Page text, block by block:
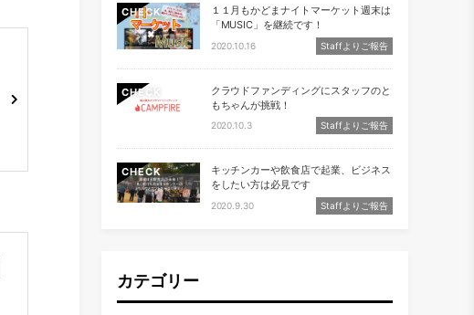
CHECK
１１月もかどまナイトマーケット週末は
「MUSIC」を継続です！
2020.10.16 Staffよりご報告
CHECK
クラウドファンディングにスタッフのと
もちゃんが挑戦！
2020.10.3 Staffよりご報告
CHECK
キッチンカーや飲食店で起業、ビジネス
をしたい方は必見です
2020.9.30 Staffよりご報告
カテゴリー